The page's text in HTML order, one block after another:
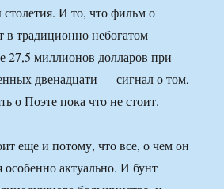
И то, что фильм о
в традиционно небогатом
27,5 миллионов долларов при
двенадцати — сигнал о том,
о Поэте пока что не стоит.
еще и потому, что все, о чем он
особенно актуально. И бунт